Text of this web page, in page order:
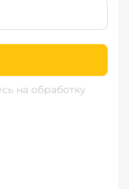
на обработку